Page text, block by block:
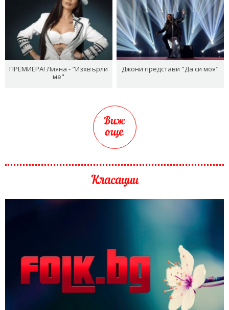
ПРЕМИЕРА! Лияна - "Изхвърли
ме"
Джони представи "Да си моя"
Виж
още
Класации